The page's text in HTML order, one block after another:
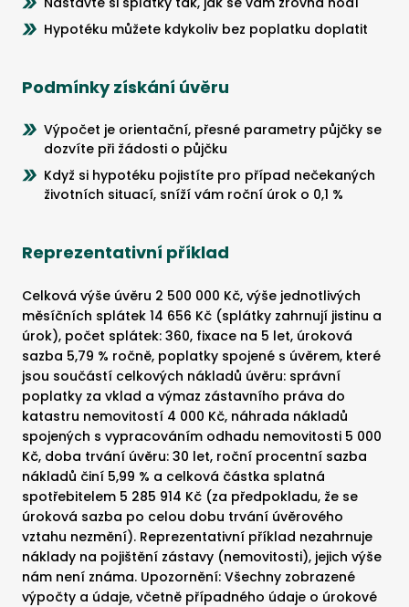
Hypotéku můžete kdykoliv bez poplatku doplatit
Podmínky získání úvěru
Výpočet je orientační, přesné parametry půjčky se
dozvíte při žádosti o půjčku
Když si hypotéku pojistíte pro případ nečekaných
životních situací, sníží vám roční úrok o 0,1 %
Reprezentativní příklad
Celková výše úvěru 2 500 000 Kč, výše jednotlivých
měsíčních splátek 14 656 Kč (splátky zahrnují jistinu a
úrok), počet splátek: 360, fixace na 5 let, úroková
sazba 5,79 % ročně, poplatky spojené s úvěrem, které
jsou součástí celkových nákladů úvěru: správní
poplatky za vklad a výmaz zástavního práva do
katastru nemovitostí 4 000 Kč, náhrada nákladů
spojených s vypracováním odhadu nemovitosti 5 000
Kč, doba trvání úvěru: 30 let, roční procentní sazba
nákladů činí 5,99 % a celková částka splatná
spotřebitelem 5 285 914 Kč (za předpokladu, že se
úroková sazba po celou dobu trvání úvěrového
vztahu nezmění). Reprezentativní příklad nezahrnuje
náklady na pojištění zástavy (nemovitosti), jejich výše
nám není známa. Upozornění: Všechny zobrazené
výpočty a údaje, včetně případného údaje o úrokové